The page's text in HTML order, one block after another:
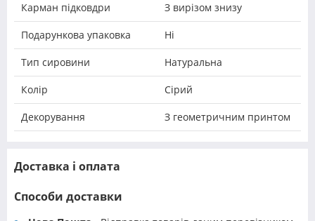
Карман підковдри З вирізом знизу
Подарункова упаковка Ні
Тип сировини Натуральна
Колір Сірий
Декорування З геометричним принтом
Доставка і оплата
Способи доставки